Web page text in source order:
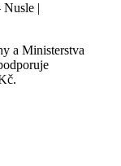
|
a Ministerstva